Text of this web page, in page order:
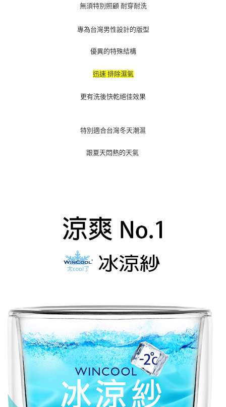
無須特別照顧 耐穿耐洗
專為台灣男性設計的版型
優異的特殊結構
迅速 排除濕氣
更有洗後快乾絕佳效果
特別適合台灣冬天潮濕
跟夏天悶熱的天氣